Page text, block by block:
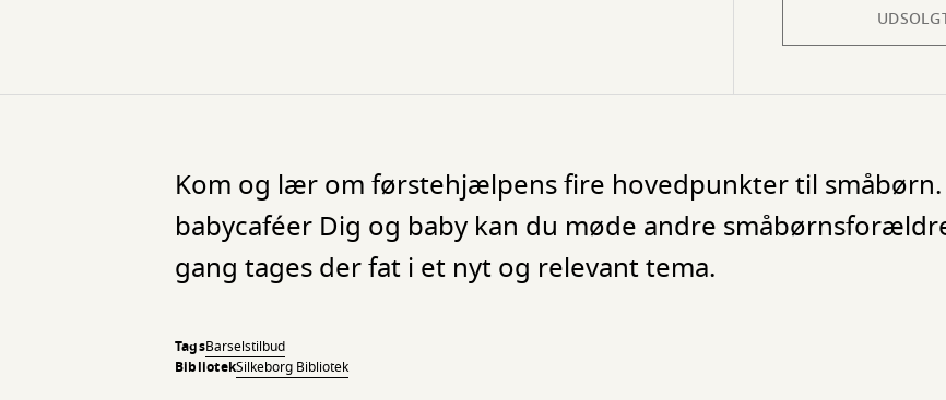
Kom og lær om førstehjælpens fire hovedpunkter til
babycaféer Dig og baby kan du møde andre
gang tages der fat i et nyt og relevant tema.
TagsBarselstilbud
BibliotekSilkeborg Bibliotek